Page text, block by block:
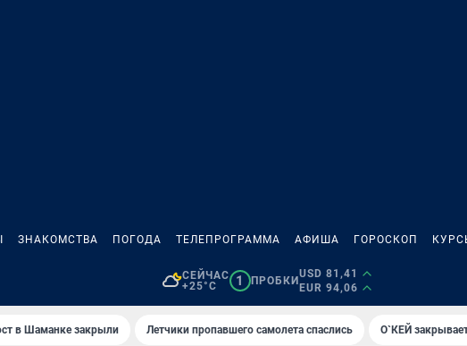
ЗНАКОМСТВА ПОГОДА ТЕЛЕПРОГРАММА АФИША ГОРОСКОП
СЕЙЧАС
+25°C
1 ПРОБКИ
USD 81,41
EUR 94,06
в Шаманке закрыли Летчики пропавшего самолета спаслись О`КЕЙ